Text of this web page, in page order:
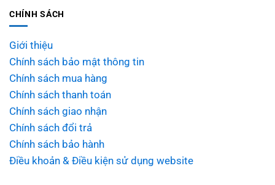
CHÍNH SÁCH
Giới thiệu
Chính sách bảo mật thông tin
Chính sách mua hàng
Chính sách thanh toán
Chính sách giao nhận
Chính sách đổi trả
Chính sách bảo hành
Điều khoản & Điều kiện sử dụng website